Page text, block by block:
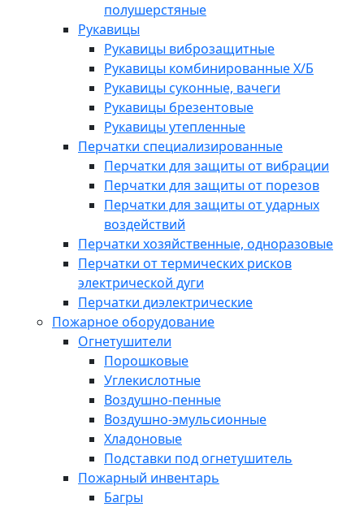
полушерстяные
Рукавицы
Рукавицы виброзащитные
Рукавицы комбинированные Х/Б
Рукавицы суконные, вачеги
Рукавицы брезентовые
Рукавицы утепленные
Перчатки специализированные
Перчатки для защиты от вибрации
Перчатки для защиты от порезов
Перчатки для защиты от ударных
воздействий
Перчатки хозяйственные, одноразовые
Перчатки от термических рисков
электрической дуги
Перчатки диэлектрические
Пожарное оборудование
Огнетушители
Порошковые
Углекислотные
Воздушно-пенные
Воздушно-эмульсионные
Хладоновые
Подставки под огнетушитель
Пожарный инвентарь
Багры